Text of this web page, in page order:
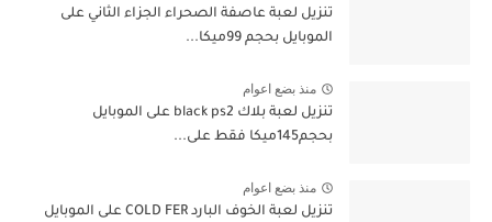
تنزيل لعبة عاصفة الصحراء الجزاء الثاني على
الموبايل بحجم 99ميكا...
منذ بضع اعوام
تنزيل لعبة بلاك black ps2 على الموبايل
بحجم145ميكا فقط على...
منذ بضع اعوام
تنزيل لعبة الخوف البارد COLD FER على الموبايل